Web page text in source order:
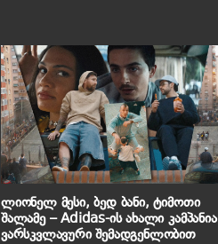
ლიონელ მესი, ბედ ბანი, ტიმოთი
შალამე – Adidas-ის ახალი კამპანია
ვარსკვლავური შემადგენლობით